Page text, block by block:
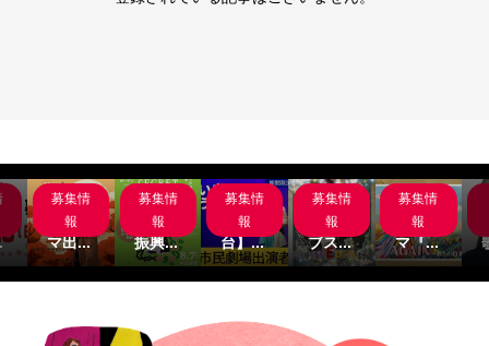
募集情
報
サブス
クシネ
マ出...
募集情
報
名古屋
市文化
振興...
募集情
報
【関
西/舞
台】...
募集情
報
主演募
集‼サ
ブス...
募集情
報
サブス
クシネ
マ『...